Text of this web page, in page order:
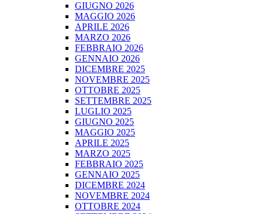
GIUGNO 2026
MAGGIO 2026
APRILE 2026
MARZO 2026
FEBBRAIO 2026
GENNAIO 2026
DICEMBRE 2025
NOVEMBRE 2025
OTTOBRE 2025
SETTEMBRE 2025
LUGLIO 2025
GIUGNO 2025
MAGGIO 2025
APRILE 2025
MARZO 2025
FEBBRAIO 2025
GENNAIO 2025
DICEMBRE 2024
NOVEMBRE 2024
OTTOBRE 2024